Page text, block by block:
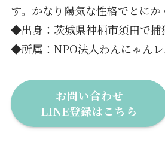
す。かなり陽気な性格でとにか
◆出身∶茨城県神栖市須田で捕
◆所属：NPO法人わんにゃん
お問い合わせ
LINE登録はこちら